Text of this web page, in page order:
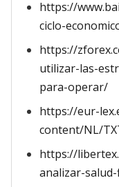
https://
ciclo-
https://
utilizar-las-
para-operar/
https://eur-
content/NL/
https://
analizar-